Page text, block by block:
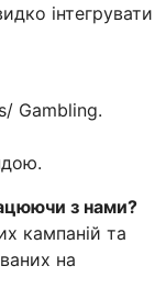
інтегрувати
Gambling.
з нами?
кампаній та
на